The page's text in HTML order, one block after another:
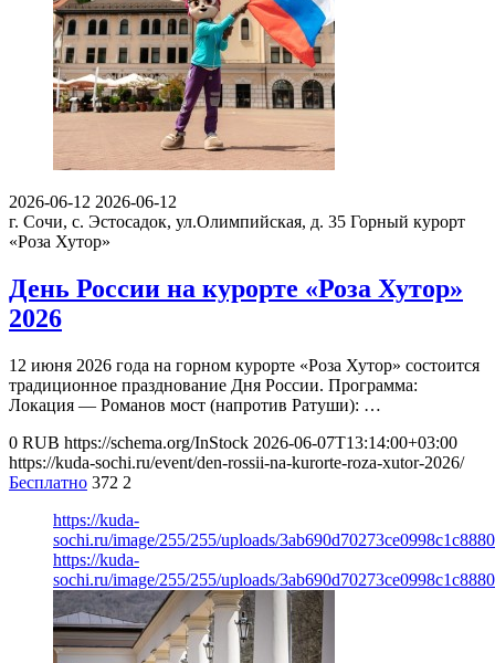
2026-06-12 2026-06-12
г. Сочи, с. Эстосадок, ул.Олимпийская, д. 35 Горный курорт
«Роза Хутор»
День России на курорте «Роза Хутор»
2026
12 июня 2026 года на горном курорте «Роза Хутор» состоится
традиционное празднование Дня России. Программа:
Локация — Романов мост (напротив Ратуши): …
0 RUB https://schema.org/InStock 2026-06-07T13:14:00+03:00
https://kuda-sochi.ru/event/den-rossii-na-kurorte-roza-xutor-2026/
Бесплатно 372 2
https://kuda-
sochi.ru/image/255/255/uploads/
https://kuda-
sochi.ru/image/255/255/uploads/